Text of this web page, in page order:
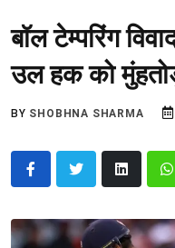
बॉल टेम्परिंग
उल हक को
BY SHOBHNA SHARMA